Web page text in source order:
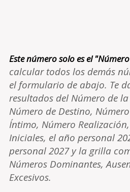
Este número solo es el
calcular todos los demás
el formulario de abajo. Te
resultados del Número de
Número de Destino,
Íntimo, Número
Iniciales, el año personal
personal 2027 y la grilla
Números Dominantes,
Excesivos.